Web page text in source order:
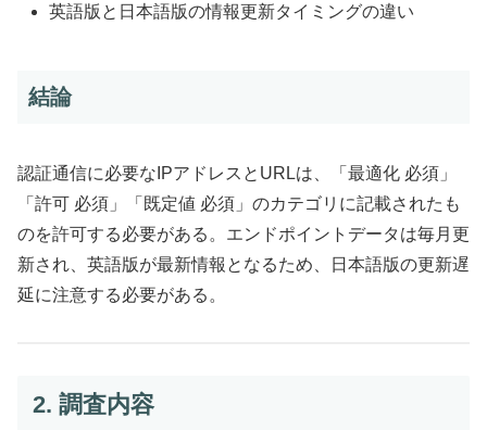
英語版と日本語版の情報更新タイミングの違い
結論
認証通信に必要なIPアドレスとURLは、「最適化 必須」
「許可 必須」「既定値 必須」のカテゴリに記載されたも
のを許可する必要がある。エンドポイントデータは毎月更
新され、英語版が最新情報となるため、日本語版の更新遅
延に注意する必要がある。
2. 調査内容